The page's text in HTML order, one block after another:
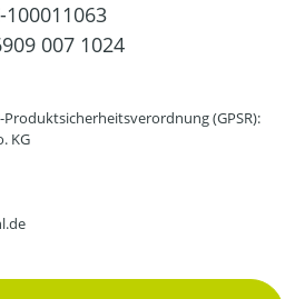
100011063
007 1024
(GPSR):
KG